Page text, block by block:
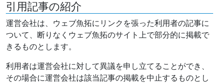
引用記事の紹介
運営会社は、ウェブ魚拓にリンクを張った利用者の記事に
ついて、断りなくウェブ魚拓のサイト上で部分的に掲載で
きるものとします。
利用者は運営会社に対して異議を申し立てることができ、
その場合に運営会社は該当記事の掲載を中止するものとし